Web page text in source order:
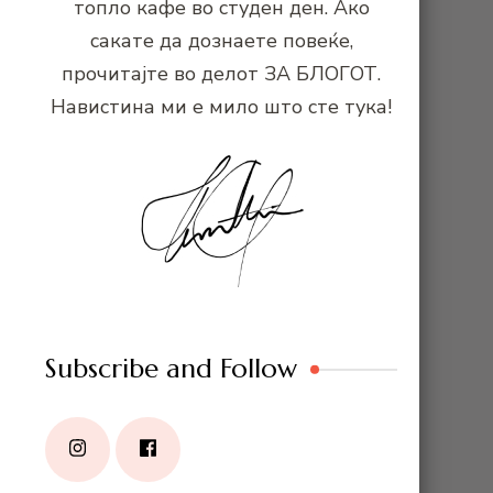
топло кафе во студен ден. Ако
сакате да дознаете повеќе,
прочитајте во делот ЗА БЛОГОТ.
Навистина ми е мило што сте тука!
Subscribe and Follow